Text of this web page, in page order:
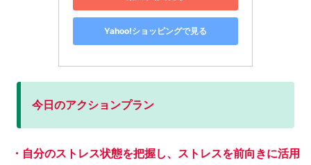
Yahoo!ショッピングで見る
今日のアクションプラン
・自分のストレス状態を把握し、ストレスを前向きに活用